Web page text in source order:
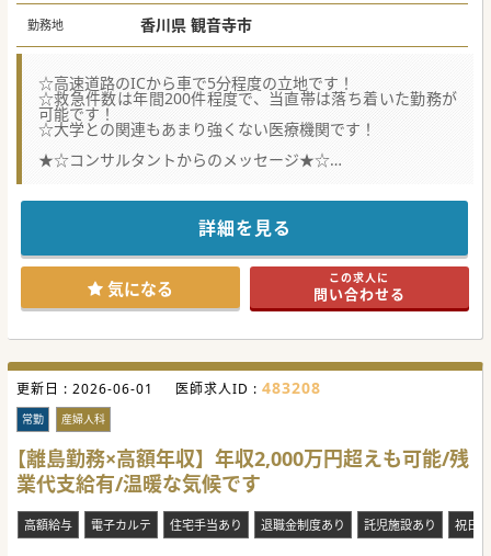
勤務地 香川県 観音寺市
☆高速道路のICから車で5分程度の立地です！
☆救急件数は年間200件程度で、当直帯は落ち着いた勤務が
可能です！
☆大学との関連もあまり強くない医療機関です！
★☆コンサルタントからのメッセージ★☆
常勤の体制強化のため募集されています。
すすめの求人です。
まずはお気軽にお問い合わせください♪
#秋入職可
詳細を見る
気になる この求人に
問い合わせる
更新日 : 2026-06-01 医師求人ID : 483208
常勤 産婦人科
【離島勤務×高額年収】年収2,000万円超えも可能/残
業代支給有/温暖な気候です
高額給与 電子カルテ 住宅手当あり 退職金制度あり 託児施設あり 祝日